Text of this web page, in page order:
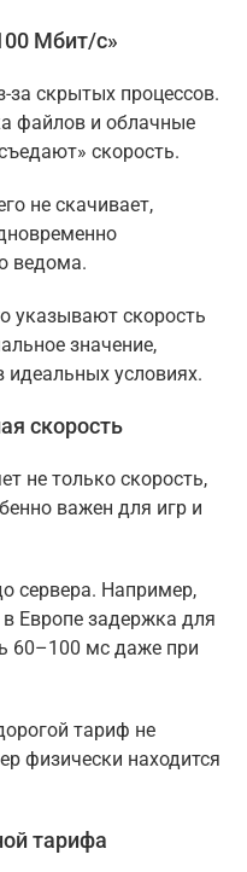
Мбит/с»
за скрытых процессов.
файлов и облачные
скорость.
не скачивает,
ведома.
указывают скорость
значение,
идеальных условиях.
скорость
не только скорость,
важен для игр и
сервера. Например,
Европе задержка для
60–100 мс даже при
тариф не
физически находится
тарифа